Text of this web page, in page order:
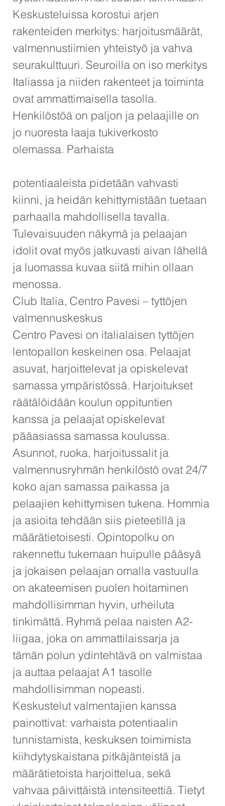
Keskusteluissa korostui arjen
rakenteiden merkitys: harjoitusmäärät,
valmennustiimien yhteistyö ja vahva
seurakulttuuri. Seuroilla on iso merkitys
Italiassa ja niiden rakenteet ja toiminta
ovat ammattimaisella tasolla.
Henkilöstöä on paljon ja pelaajille on
jo nuoresta laaja tukiverkosto
olemassa. Parhaista
potentiaaleista pidetään vahvasti
kiinni, ja heidän kehittymistään tuetaan
parhaalla mahdollisella tavalla.
Tulevaisuuden näkymä ja pelaajan
idolit ovat myös jatkuvasti aivan lähellä
ja luomassa kuvaa siitä mihin ollaan
menossa.
Club Italia, Centro Pavesi – tyttöjen
valmennuskeskus
Centro Pavesi on italialaisen tyttöjen
lentopallon keskeinen osa. Pelaajat
asuvat, harjoittelevat ja opiskelevat
samassa ympäristössä. Harjoitukset
räätälöidään koulun oppituntien
kanssa ja pelaajat opiskelevat
pääasiassa samassa koulussa.
Asunnot, ruoka, harjoitussalit ja
valmennusryhmän henkilöstö ovat 24/7
koko ajan samassa paikassa ja
pelaajien kehittymisen tukena. Hommia
ja asioita tehdään siis pieteetillä ja
määrätietoisesti. Opintopolku on
rakennettu tukemaan huipulle pääsyä
ja jokaisen pelaajan omalla vastuulla
on akateemisen puolen hoitaminen
mahdollisimman hyvin, urheiluta
tinkimättä. Ryhmä pelaa naisten A2-
liigaa, joka on ammattilaissarja ja
tämän polun ydintehtävä on valmistaa
ja auttaa pelaajat A1 tasolle
mahdollisimman nopeasti.
Keskustelut valmentajien kanssa
painottivat: varhaista potentiaalin
tunnistamista, keskuksen toimimista
kiihdytyskaistana pitkäjänteistä ja
määrätietoista harjoittelua, sekä
vahvaa päivittäistä intensiteettiä. Tietyt